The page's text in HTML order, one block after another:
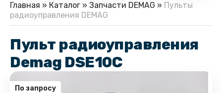
Главная » Каталог » Запчасти DEMAG » Пульты
радиоуправления DEMAG
Пульт радиоуправления
Demag DSE10C
По запросу